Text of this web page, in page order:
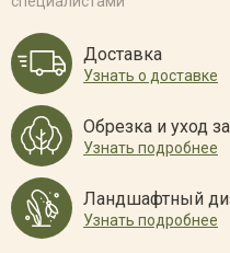
Доставка
Узнать о доставке
Обрезка и уход
Узнать подробнее
Ландшафтный
Узнать подробнее